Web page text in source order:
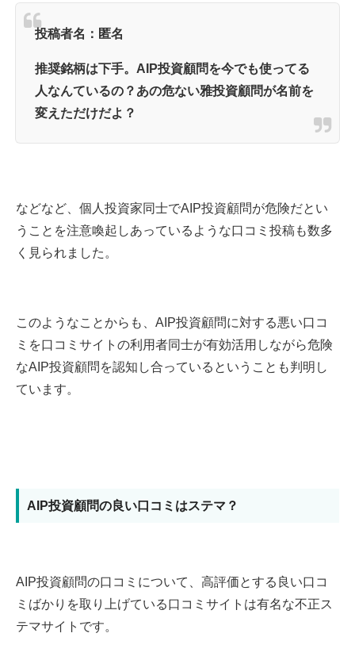
投稿者名：匿名
推奨銘柄は下手。AIP投資顧問を今でも使ってる
人なんているの？あの危ない雅投資顧問が名前を
変えただけだよ？
などなど、個人投資家同士でAIP投資顧問が危険だとい
うことを注意喚起しあっているような口コミ投稿も数多
く見られました。
このようなことからも、AIP投資顧問に対する悪い口コ
ミを口コミサイトの利用者同士が有効活用しながら危険
なAIP投資顧問を認知し合っているということも判明し
ています。
AIP投資顧問の良い口コミはステマ？
AIP投資顧問の口コミについて、高評価とする良い口コ
ミばかりを取り上げている口コミサイトは有名な不正ス
テマサイトです。